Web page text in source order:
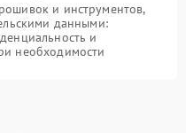
и инструментов,
данными:
и
необходимости